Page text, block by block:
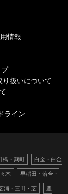
情報
り扱いについて
ライン
・麹町 白金・白金
木 早稲田・落合・
浦・三田・芝 豊